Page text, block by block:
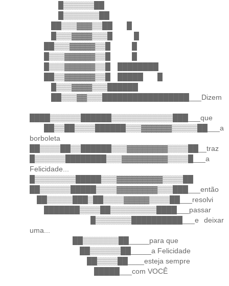
█▒▒▒▒▒▒██
█▒▒▒▒▒▒▒██
██▒▒▒▓▓▓▒▒██ █
█▒▒▒▓▓▓▓▒▒▒█ █
██▒▒▒▓▓▓▓▓▒▒█ █
█▒▒▒▓▓▓▓▓▓▒▒█ █
█▒▒▒▓▓▓▓▓▓▒▒█ ████████
██▒▒▓▓▓▓▓▓▒▒█ █████ █
█▒▒▒▓▓▓▓▒▒▒██████
██▒▒▒▓▓▒▒▒█████████████████___Dizem
████▒▒▒▒▒▒██████▒▒▒▒▒▒▒▒▒▒▒▒███___que
██▒▒██▒▒▒▒██████▒▒▒▓▓▓▓▓▓▒▒▒▒▒██___a
borboleta
██▒▒▒▒██▒▒██████▒▒▒▓▓▓▓▓▓▓▓▒▒▒▒██__traz
█▒▒▒▒▒▒████████▒▒▒▓▓▓▓▓▓▓▓▓▒▒▒▒█___a
Felicidade...
█▒▒▒▒▒▒▒▒█████▒▒▒▓▓▓▓▓▓▓▓▓▒▒▒▒██
██▒▒▒▒▒▒█████▒▒▒▒▓▓▓▓▓▓▓▓▒▒▒███___então
██▒▒▒▒▒███▒██▒▒▒▒▓▓▓▓▓▒▒▒▒██___resolvi
███████▒▒▒▒██▒▒▒▒▒▒▒▒▒████___passar
█▒▒▒▒▒▒▒██████████___e deixar
uma...
██▒▒▒▒▒▒▒██_____para que
██▒▒▒▒▒▒██_____a Felicidade
██▒▒▒▒██____esteja sempre
█████___com VOCÊ